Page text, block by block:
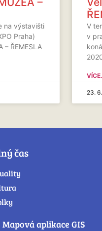
na výstavišti
Praha)
– ŘEMESLA
V
v
23.
čas
Mapová aplikace GIS